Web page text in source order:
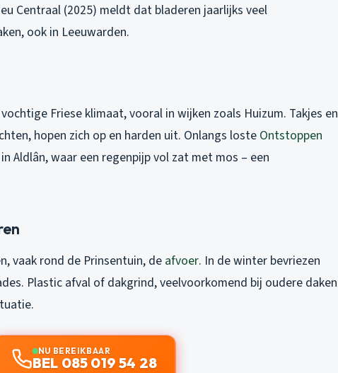
Centraal (2025) meldt dat bladeren jaarlijks veel
ook in Leeuwarden.
Friese klimaat, vooral in wijken zoals Huizum. Takjes en
hopen zich op en harden uit. Onlangs loste Ontstoppen
Aldlân, waar een regenpijp vol zat met mos – een
vaak rond de Prinsentuin, de afvoer. In de winter bevriezen
Plastic afval of dakgrind, veelvoorkomend bij oudere daken
NU BEREIKBAAR
BEL 085 019 54 28